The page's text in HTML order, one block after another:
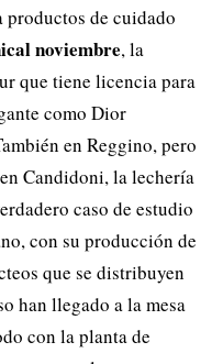
de cuidado
noviembre, la
que tiene licencia para
como Dior
en Reggino, pero
Candidoni, la lechería
caso de estudio
con su producción de
que se distribuyen
han llegado a la mesa
con la planta de